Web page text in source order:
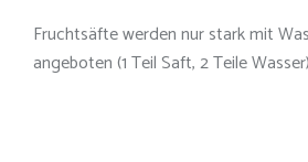
Fruchtsäfte werden nur stark mit
angeboten (1 Teil Saft, 2 Teile